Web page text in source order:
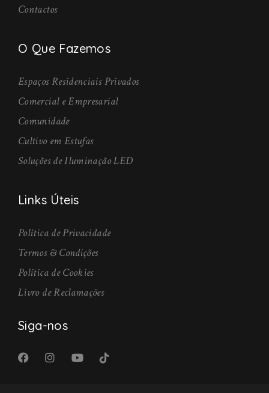
Contactos
O Que Fazemos
Espaços Residenciais Privados
Comercial e Empresarial
Comunidade
Cultivo em Estufas
Soluções de Iluminação LED
Links Úteis
Política de Privacidade
Termos & Condições
Política de Cookies
Livro de Reclamações
Siga-nos